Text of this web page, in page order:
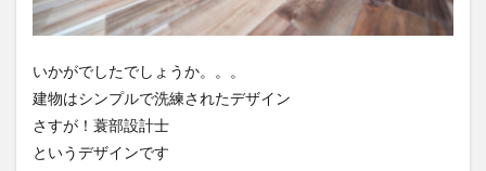
いかがでしたでしょうか。。。
建物はシンプルで洗練されたデザイン
さすが！蓑部設計士
というデザインです